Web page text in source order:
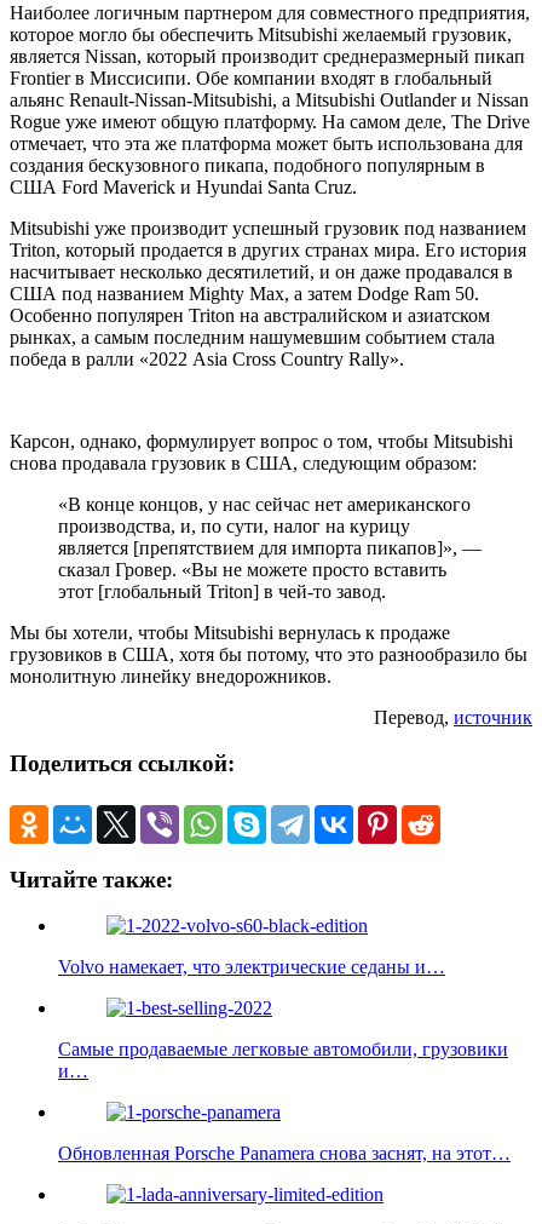
Наиболее логичным партнером для совместного предприятия,
которое могло бы обеспечить Mitsubishi желаемый грузовик,
является Nissan, который производит среднеразмерный пикап
Frontier в Миссисипи. Обе компании входят в глобальный
альянс Renault-Nissan-Mitsubishi, а Mitsubishi Outlander и Nissan
Rogue уже имеют общую платформу. На самом деле, The Drive
отмечает, что эта же платформа может быть использована для
создания бескузовного пикапа, подобного популярным в
США Ford Maverick и Hyundai Santa Cruz.
Mitsubishi уже производит успешный грузовик под названием
Triton, который продается в других странах мира. Его история
насчитывает несколько десятилетий, и он даже продавался в
США под названием Mighty Max, а затем Dodge Ram 50.
Особенно популярен Triton на австралийском и азиатском
рынках, а самым последним нашумевшим событием стала
победа в ралли «2022 Asia Cross Country Rally».
Карсон, однако, формулирует вопрос о том, чтобы Mitsubishi
снова продавала грузовик в США, следующим образом:
«В конце концов, у нас сейчас нет американского
производства, и, по сути, налог на курицу
является [препятствием для импорта пикапов]», —
сказал Гровер. «Вы не можете просто вставить
этот [глобальный Triton] в чей-то завод.
Мы бы хотели, чтобы Mitsubishi вернулась к продаже
грузовиков в США, хотя бы потому, что это разнообразило бы
монолитную линейку внедорожников.
Перевод, источник
Поделиться ссылкой:
Читайте также:
Volvo намекает, что электрические седаны и…
Самые продаваемые легковые автомобили, грузовики
и…
Обновленная Porsche Panamera снова заснят, на этот…